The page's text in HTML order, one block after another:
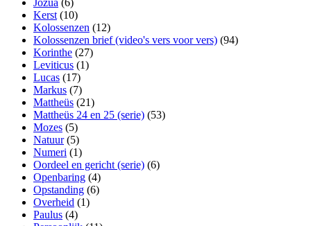
Jozua (6)
Kerst (10)
Kolossenzen (12)
Kolossenzen brief (video's vers voor vers) (94)
Korinthe (27)
Leviticus (1)
Lucas (17)
Markus (7)
Mattheüs (21)
Mattheüs 24 en 25 (serie) (53)
Mozes (5)
Natuur(5)
Numeri (1)
Oordeel en gericht (serie) (6)
Openbaring (4)
Opstanding (6)
Overheid (1)
Paulus (4)